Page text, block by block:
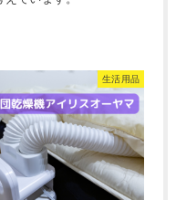
生活用品